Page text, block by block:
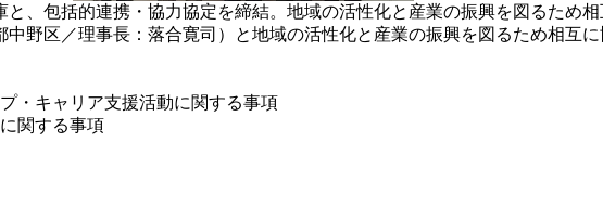
、包括的連携・協力協定を締結。地域の活性化と産業の振興を図るため相
区／理事長：落合寛司）と地域の活性化と産業の振興を図るため相互
・キャリア支援活動に関する事項
関する事項